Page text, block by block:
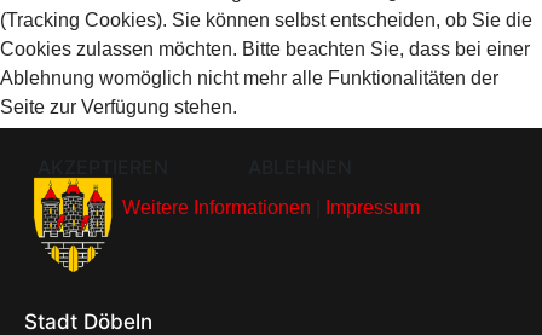
Stadt Döbeln
(Tracking Cookies). Sie können selbst entscheiden, ob Sie die
Cookies zulassen möchten. Bitte beachten Sie, dass bei einer
Ablehnung womöglich nicht mehr alle Funktionalitäten der
Seite zur Verfügung stehen.
Weitere Informationen Impressum